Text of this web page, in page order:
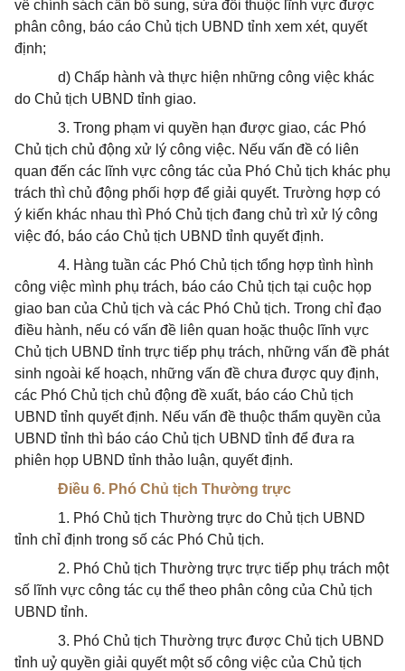
về chính sách cần bổ sung, sửa đổi thuộc lĩnh vực được
phân công, báo cáo Chủ tịch UBND tỉnh xem xét, quyết
định;
d) Chấp hành và thực hiện những công việc khác
do Chủ tịch UBND tỉnh giao.
3. Trong phạm vi quyền hạn được giao, các Phó
Chủ tịch chủ động xử lý công việc. Nếu vấn đề có liên
quan đến các lĩnh vực công tác của Phó Chủ tịch khác phụ
trách thì chủ động phối hợp để giải quyết. Trường hợp có
ý kiến khác nhau thì Phó Chủ tịch đang chủ trì xử lý công
việc đó, báo cáo Chủ tịch UBND tỉnh quyết định.
4. Hàng tuần các Phó Chủ tịch tổng hợp tình hình
công việc mình phụ trách, báo cáo Chủ tịch tại cuộc họp
giao ban của Chủ tịch và các Phó Chủ tịch. Trong chỉ đạo
điều hành, nếu có vấn đề liên quan hoặc thuộc lĩnh vực
Chủ tịch UBND tỉnh trực tiếp phụ trách, những vấn đề phát
sinh ngoài kế hoạch, những vấn đề chưa được quy định,
các Phó Chủ tịch chủ động đề xuất, báo cáo Chủ tịch
UBND tỉnh quyết định. Nếu vấn đề thuộc thẩm quyền của
UBND tỉnh thì báo cáo Chủ tịch UBND tỉnh để đưa ra
phiên họp UBND tỉnh thảo luận, quyết định.
Điều 6. Phó Chủ tịch Thường trực
1. Phó Chủ tịch Thường trực do Chủ tịch UBND
tỉnh chỉ định trong số các Phó Chủ tịch.
2. Phó Chủ tịch Thường trực trực tiếp phụ trách một
số lĩnh vực công tác cụ thể theo phân công của Chủ tịch
UBND tỉnh.
3. Phó Chủ tịch Thường trực được Chủ tịch UBND
tỉnh uỷ quyền giải quyết một số công việc của Chủ tịch